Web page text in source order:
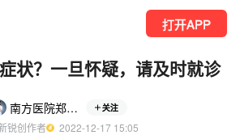
打开APP
状？一旦怀疑，请及时就诊
南方医院郑萍药师 关注
锐创作者
  2022-12-17 15:05